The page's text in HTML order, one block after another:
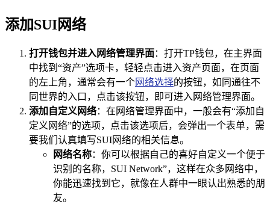
添加SUI网络
打开钱包并进入网络管理界面：打开TP钱包，在主界面
中找到“资产”选项卡，轻轻点击进入资产页面，在页面
的左上角，通常会有一个网络选择的按钮，如同通往不
同世界的入口，点击该按钮，即可进入网络管理界面。
添加自定义网络：在网络管理界面中，一般会有“添加自
定义网络”的选项，点击该选项后，会弹出一个表单，需
要我们认真填写SUI网络的相关信息。
网络名称：你可以根据自己的喜好自定义一个便于
识别的名称，SUI Network”，这样在众多网络中，
你能迅速找到它，就像在人群中一眼认出熟悉的朋
友。